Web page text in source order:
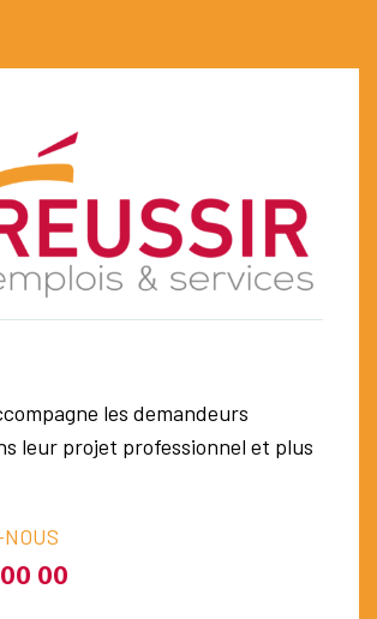
les demandeurs
leur projet professionnel et plus
00